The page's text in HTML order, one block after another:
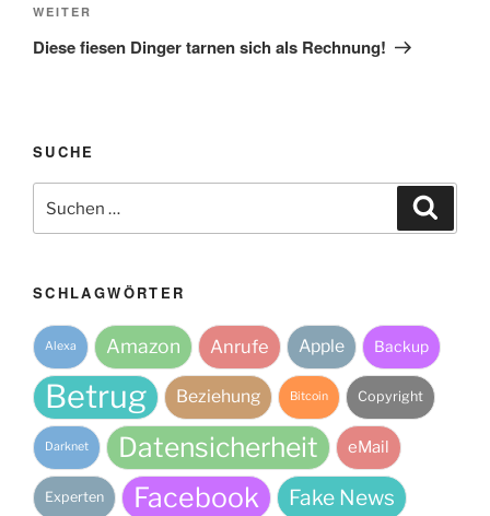
Nächster
Beitrag
WEITER
Diese fiesen Dinger tarnen sich als Rechnung!
SUCHE
nach:
SCHLAGWÖRTER
Alexa Amazon Anrufe Apple Backup
Betrug Beziehung Bitcoin Copyright
Darknet Datensicherheit eMail
Experten Facebook Fake News